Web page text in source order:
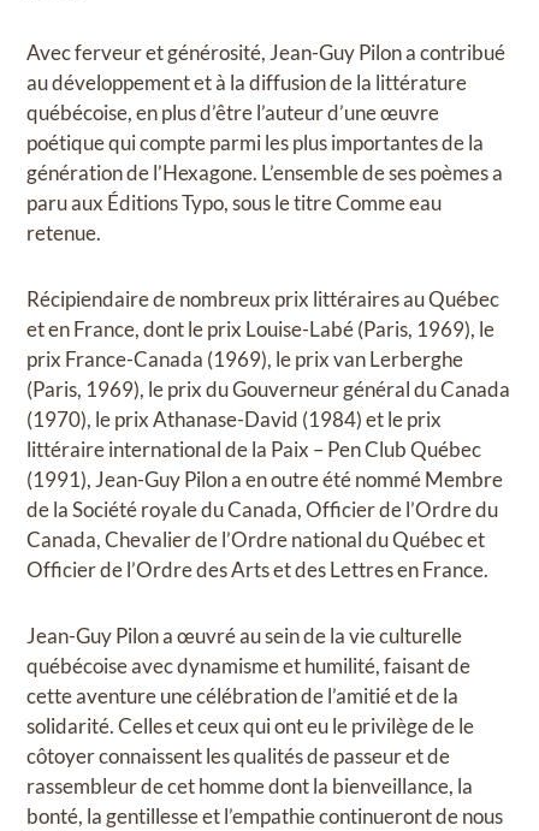
Avec ferveur et générosité, Jean-Guy Pilon a contribué
au développement et à la diffusion de la littérature
québécoise, en plus d’être l’auteur d’une œuvre
poétique qui compte parmi les plus importantes de la
génération de l’Hexagone. L’ensemble de ses poèmes a
paru aux Éditions Typo, sous le titre Comme eau
retenue.
Récipiendaire de nombreux prix littéraires au Québec
et en France, dont le prix Louise-Labé (Paris, 1969), le
prix France-Canada (1969), le prix van Lerberghe
(Paris, 1969), le prix du Gouverneur général du Canada
(1970), le prix Athanase-David (1984) et le prix
littéraire international de la Paix – Pen Club Québec
(1991), Jean-Guy Pilon a en outre été nommé Membre
de la Société royale du Canada, Officier de l’Ordre du
Canada, Chevalier de l’Ordre national du Québec et
Officier de l’Ordre des Arts et des Lettres en France.
Jean-Guy Pilon a œuvré au sein de la vie culturelle
québécoise avec dynamisme et humilité, faisant de
cette aventure une célébration de l’amitié et de la
solidarité. Celles et ceux qui ont eu le privilège de le
côtoyer connaissent les qualités de passeur et de
rassembleur de cet homme dont la bienveillance, la
bonté, la gentillesse et l’empathie continueront de nous